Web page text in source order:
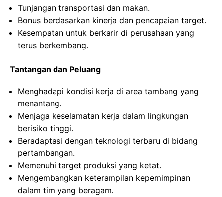
Tunjangan transportasi dan makan.
Bonus berdasarkan kinerja dan pencapaian target.
Kesempatan untuk berkarir di perusahaan yang
terus berkembang.
Tantangan dan Peluang
Menghadapi kondisi kerja di area tambang yang
menantang.
Menjaga keselamatan kerja dalam lingkungan
berisiko tinggi.
Beradaptasi dengan teknologi terbaru di bidang
pertambangan.
Memenuhi target produksi yang ketat.
Mengembangkan keterampilan kepemimpinan
dalam tim yang beragam.